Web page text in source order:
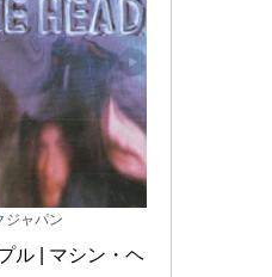
ジャパン
ル | マシン・ヘ